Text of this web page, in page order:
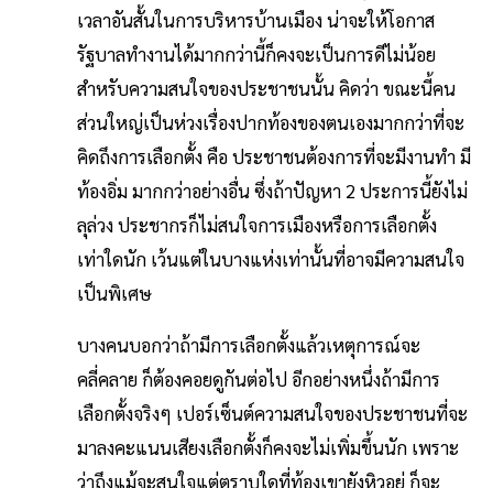
เวลาอันสั้นในการบริหารบ้านเมือง น่าจะให้โอกาส
รัฐบาลทำงานได้มากกว่านี้ก็คงจะเป็นการดีไม่น้อย
สำหรับความสนใจของประชาชนนั้น คิดว่า ขณะนี้คน
ส่วนใหญ่เป็นห่วงเรื่องปากท้องของตนเองมากกว่าที่จะ
คิดถึงการเลือกตั้ง คือ ประชาชนต้องการที่จะมีงานทำ มี
ท้องอิ่ม มากกว่าอย่างอื่น ซึ่งถ้าปัญหา 2 ประการนี้ยังไม่
ลุล่วง ประชากรก็ไม่สนใจการเมืองหรือการเลือกตั้ง
เท่าใดนัก เว้นแต่ในบางแห่งเท่านั้นที่อาจมีความสนใจ
เป็นพิเศษ
บางคนบอกว่าถ้ามีการเลือกตั้งแล้วเหตุการณ์จะ
คลี่คลาย ก็ต้องคอยดูกันต่อไป อีกอย่างหนึ่งถ้ามีการ
เลือกตั้งจริงๆ เปอร์เซ็นต์ความสนใจของประชาชนที่จะ
มาลงคะแนนเสียงเลือกตั้งก็คงจะไม่เพิ่มขึ้นนัก เพราะ
ว่าถึงแม้จะสนใจแต่ตราบใดที่ท้องเขายังหิวอยู่ ก็จะ